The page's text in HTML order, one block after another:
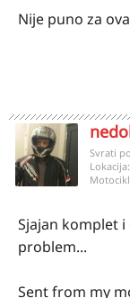
Nije puno za
Svrati
Lokacija:
Sjajan komplet i
problem...
Sent from my